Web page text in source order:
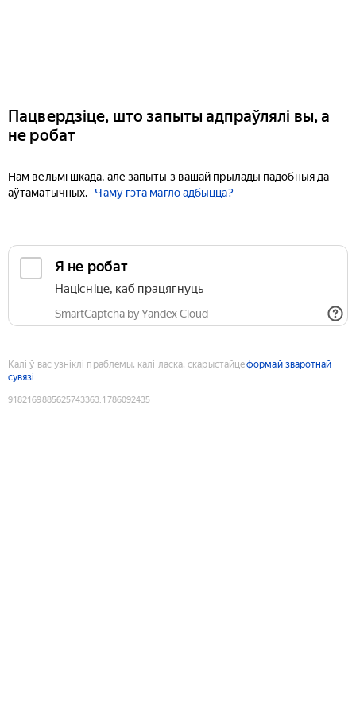
Пацвердзіце, што запыты адпраўлялі вы, а
не робат
Нам вельмі шкада, але запыты з вашай прылады падобныя да
аўтаматычных.
Чаму гэта магло адбыцца?
Я не робат
Націсніце, каб працягнуць
SmartCaptcha by Yandex Cloud
Калі ў вас узніклі праблемы, калі ласка, скарыстайцеформай зваротнай
сувязі
9182169885625743363:1786092435